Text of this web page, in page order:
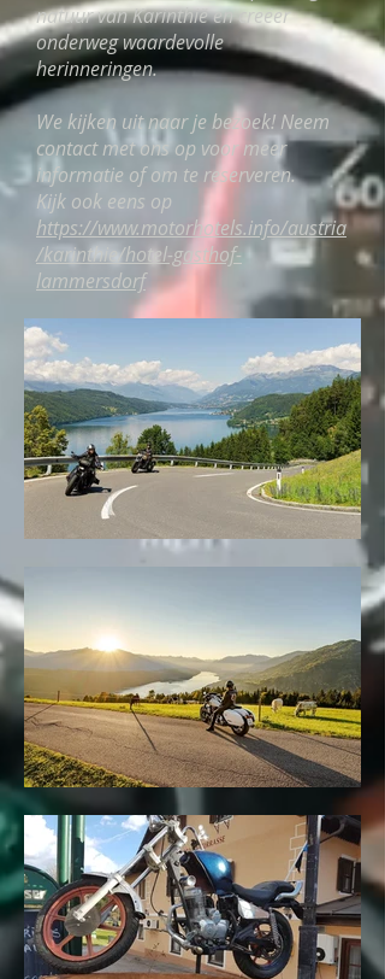
natuur van Karinthië en creëer
onderweg waardevolle
herinneringen.
We kijken uit naar je bezoek! Neem
contact met ons op voor meer
informatie of om te reserveren.
Kijk ook eens op
https://www.motorhotels.info/austria
/karinthie/hotel-gasthof-
lammersdorf